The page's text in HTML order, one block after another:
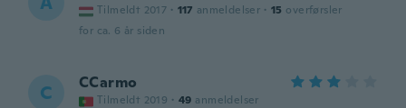
Tilmeldt 2017 · 117 anmeldelser · 15 overførsler
for ca. 6 år siden
C CCarmo
Tilmeldt 2019 · 49 anmeldelser